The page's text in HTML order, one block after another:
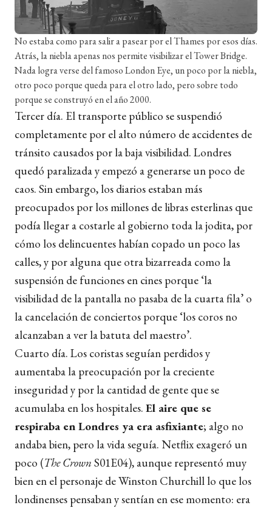
No estaba como para salir a pasear por el Thames por esos días.
Atrás, la niebla apenas nos permite visibilizar el Tower Bridge.
Nada logra verse del famoso London Eye, un poco por la niebla,
otro poco porque queda para el otro lado, pero sobre todo
porque se construyó en el año 2000.
Tercer día. El transporte público se suspendió
completamente por el alto número de accidentes de
tránsito causados por la baja visibilidad. Londres
quedó paralizada y empezó a generarse un poco de
caos. Sin embargo, los diarios estaban más
preocupados por los millones de libras esterlinas que
podía llegar a costarle al gobierno toda la jodita, por
cómo los delincuentes habían copado un poco las
calles, y por alguna que otra bizarreada como la
suspensión de funciones en cines porque ‘la
visibilidad de la pantalla no pasaba de la cuarta fila’ o
la cancelación de conciertos porque ‘los coros no
alcanzaban a ver la batuta del maestro’.
Cuarto día. Los coristas seguían perdidos y
aumentaba la preocupación por la creciente
inseguridad y por la cantidad de gente que se
acumulaba en los hospitales. El aire que se
respiraba en Londres ya era asfixiante; algo no
andaba bien, pero la vida seguía. Netflix exageró un
poco (The Crown S01E04), aunque representó muy
bien en el personaje de Winston Churchill lo que los
londinenses pensaban y sentían en ese momento: era